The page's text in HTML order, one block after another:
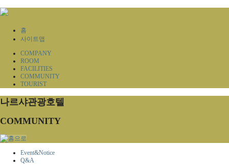
홈
사이트맵
COMPANY
ROOM
FACILITIES
COMMUNITY
TOURIST
나르샤관광호텔
COMMUNITY
Event&Notice
Q&A